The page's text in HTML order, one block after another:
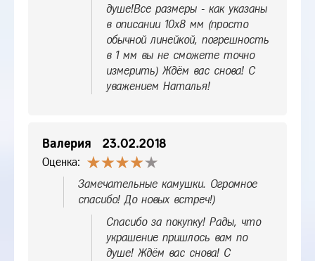
душе!Все размеры - как указаны
в описании 10х8 мм (просто
обычной линейкой, погрешность
в 1 мм вы не сможете точно
измерить) Ждём вас снова! С
уважением Наталья!
Валерия 23.02.2018
Оценка:
Замечательные камушки. Огромное
спасибо! До новых встреч!)
Спасибо за покупку! Рады, что
украшение пришлось вам по
душе! Ждём вас снова! С